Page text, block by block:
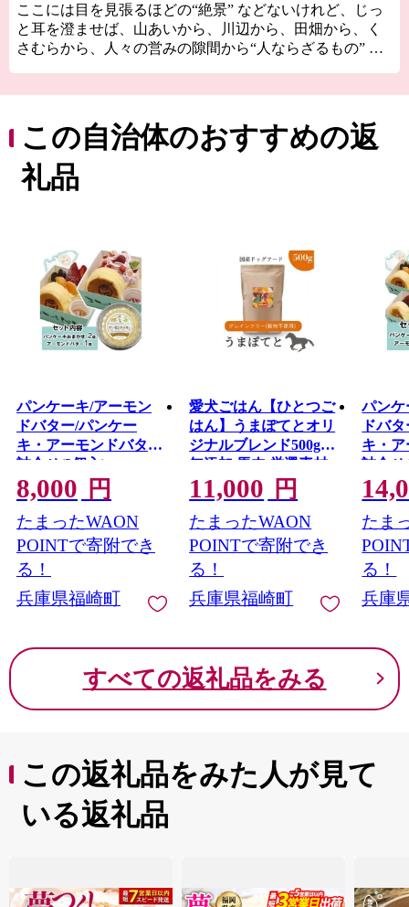
ここには目を見張るほどの“絶景” などないけれど、じっ
と耳を澄ませば、山あいから、川辺から、田畑から、く
さむらから、人々の営みの隙間から“人ならざるもの” の
この自治体のおすすめの返
礼品
パンケーキ/アーモン
ドバター/パンケー
キ・アーモンドバター
詰合せ(3個入)
8,000 円
たまったWAON
POINTで寄附でき
る！
兵庫県福崎町
愛犬ごはん【ひとつご
はん】うまぽてとオリ
ジナルブレンド500g
無添加 馬肉 厳選素材
ドッグフード
11,000 円
たまったWAON
POINTで寄附でき
る！
兵庫県福崎町
パンケ
ドバ
キ・
詰合せ
たま
る！
兵庫
すべての返礼品をみる
この返礼品をみた人が見て
いる返礼品